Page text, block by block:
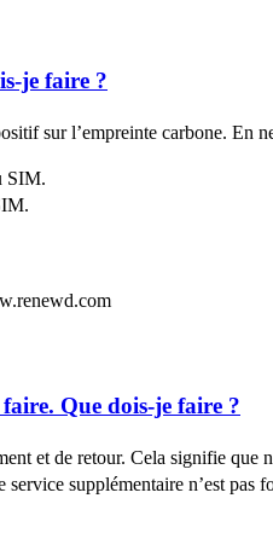
je faire ?
sur l’empreinte carbone. En
SIM.
Que dois-je faire ?
et de retour. Cela signifie
supplémentaire n’est